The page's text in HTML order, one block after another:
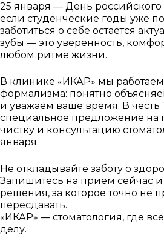
25 января — День российского
если студенческие годы уже
заботиться о себе остаётся
зубы — это уверенность,
любом ритме жизни.
В клинике «ИКАР» мы
формализма: понятно
и уважаем ваше время. В
специальное предложение на
чистку и консультацию
января.
Не откладывайте заботу о
Запишитесь на приём сейчас и
решения, за которое точно не
пересдавать.
«ИКАР» — стоматология, где
делу.